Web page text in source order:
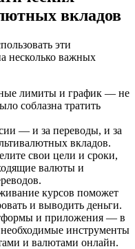
вкладов
эти
несколько важных
лимиты и график — не
соблазна тратить
— и за переводы, и за
вкладов.
свои цели и сроки,
валюты и
курсов поможет
и выводить деньги.
и приложения — в
инструменты
и валютами онлайн.